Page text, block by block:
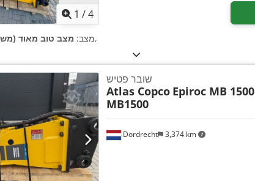
1 /4
מצב: מצב טוב מאוד ,
Dordrecht 3,374 km
שובר פטיש
Atlas Copco Epiroc MB 1500
MB1500